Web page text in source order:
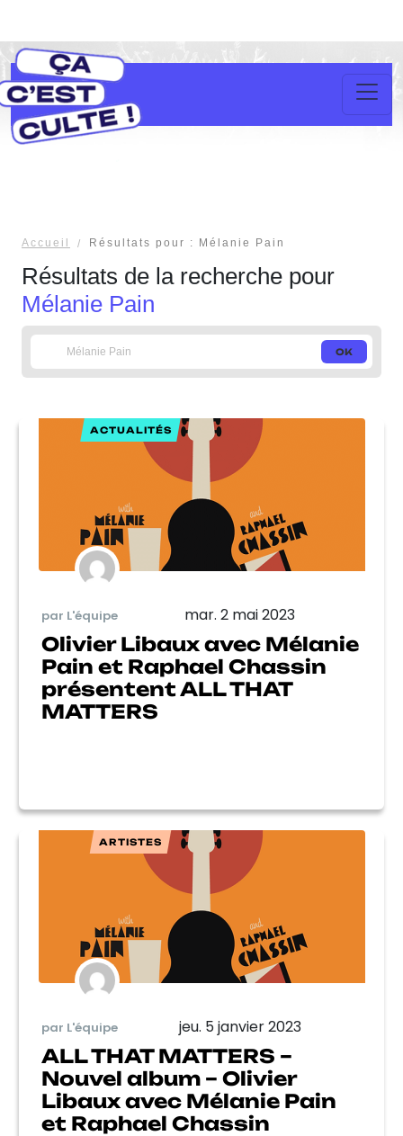
Accueil Résultats pour : Mélanie Pain
Résultats de la recherche pour
Mélanie Pain
ACTUALITÉS
par L'équipe mar. 2 mai 2023
Olivier Libaux avec Mélanie
Pain et Raphael Chassin
présentent ALL THAT
MATTERS
ARTISTES
par L'équipe jeu. 5 janvier 2023
ALL THAT MATTERS –
Nouvel album – Olivier
Libaux avec Mélanie Pain
et Raphael Chassin